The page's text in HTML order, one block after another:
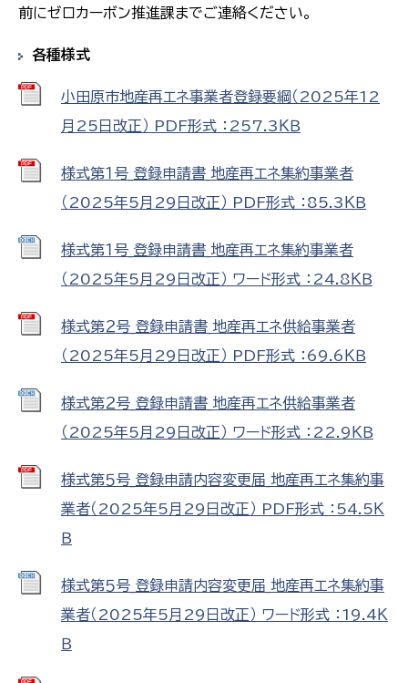
前にゼロカーボン推進課までご連絡ください。
各種様式
小田原市地産再エネ事業者登録要綱（2025年12
月25日改正） PDF形式 ：257.3ＫＢ
様式第１号_登録申請書_地産再エネ集約事業者
（2025年5月29日改正） PDF形式 ：85.3ＫＢ
様式第１号_登録申請書_地産再エネ集約事業者
（2025年5月29日改正） ワード形式 ：24.8ＫＢ
様式第２号_登録申請書_地産再エネ供給事業者
（2025年5月29日改正） PDF形式 ：69.6ＫＢ
様式第２号_登録申請書_地産再エネ供給事業者
（2025年5月29日改正） ワード形式 ：22.9ＫＢ
様式第５号_登録申請内容変更届_地産再エネ集約事
業者（2025年5月29日改正） PDF形式 ：54.5Ｋ
Ｂ
様式第５号_登録申請内容変更届_地産再エネ集約事
業者（2025年5月29日改正） ワード形式 ：19.4Ｋ
Ｂ